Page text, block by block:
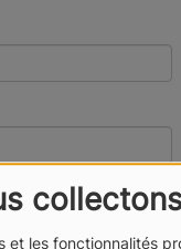
et les fonctionnalités